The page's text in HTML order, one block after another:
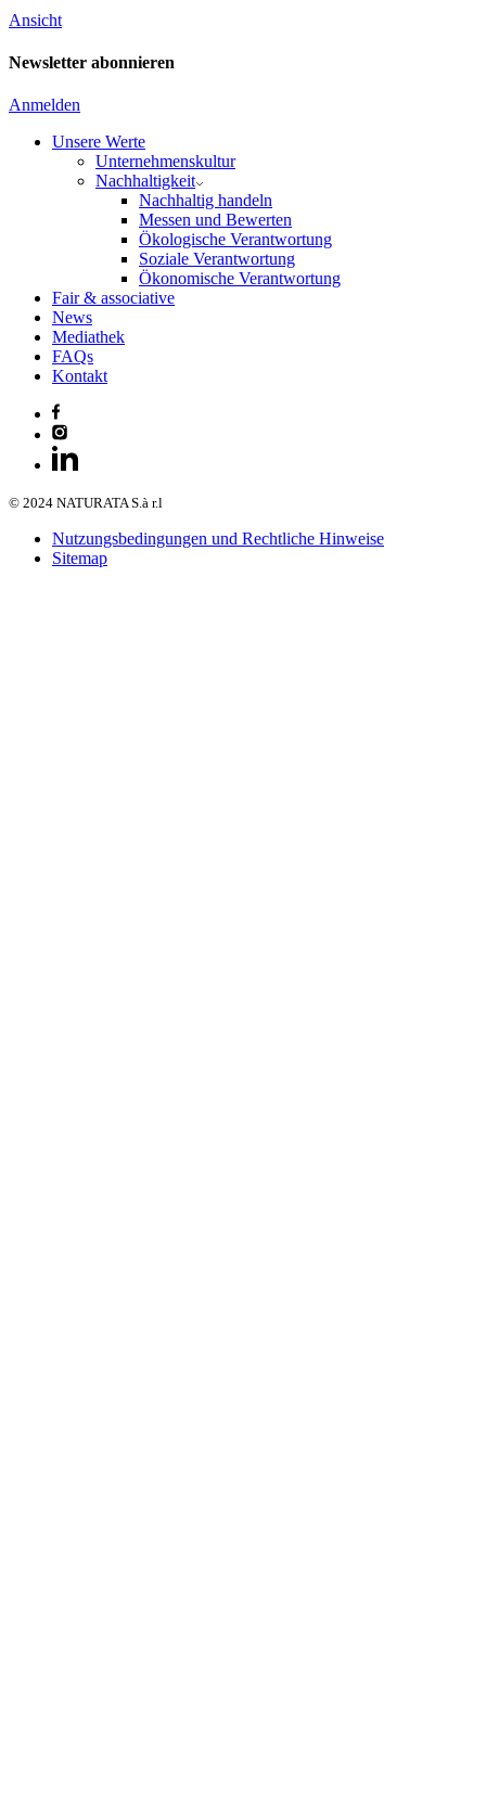
Ansicht
Newsletter abonnieren
Anmelden
Unsere Werte
Unternehmenskultur
Nachhaltigkeit
Nachhaltig handeln
Messen und Bewerten
Ökologische Verantwortung
Soziale Verantwortung
Ökonomische Verantwortung
Fair & associative
News
Mediathek
FAQs
Kontakt
© 2024 NATURATA S.à r.l
Nutzungsbedingungen und Rechtliche Hinweise
Sitemap